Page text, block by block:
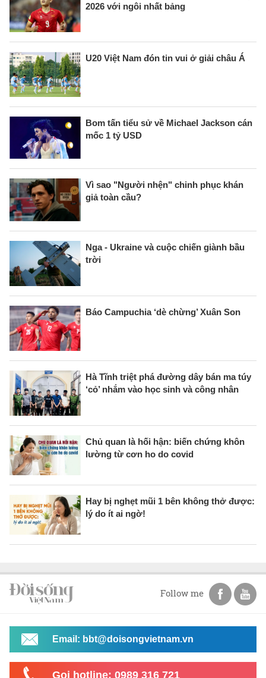
2026 với ngôi nhất bảng
U20 Việt Nam đón tin vui ở giải châu Á
Bom tấn tiểu sử về Michael Jackson cán
mốc 1 tỷ USD
Vì sao "Người nhện" chinh phục khán
giả toàn cầu?
Nga - Ukraine và cuộc chiến giành bầu
trời
Báo Campuchia ‘dè chừng’ Xuân Son
Hà Tĩnh triệt phá đường dây bán ma túy
‘cỏ’ nhắm vào học sinh và công nhân
Chủ quan là hối hận: biến chứng khôn
lường từ cơn ho do covid
Hay bị nghẹt mũi 1 bên không thở được:
lý do ít ai ngờ!
Follow me
Email: bbt@doisongvietnam.vn
Gọi hotline: 0989 316 721